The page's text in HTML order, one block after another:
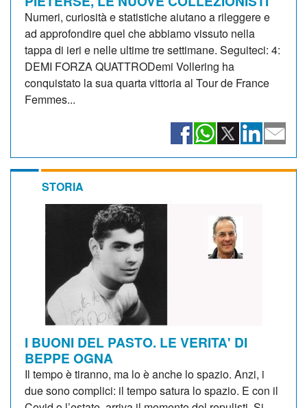
Numeri, curiosità e statistiche aiutano a rileggere e
ad approfondire quel che abbiamo vissuto nella
tappa di ieri e nelle ultime tre settimane. Seguiteci: 4:
DEMI FORZA QUATTRODemi Vollering ha
conquistato la sua quarta vittoria al Tour de France
Femmes...
STORIA
I BUONI DEL PASTO. LE VERITA' DI
BEPPE OGNA
Il tempo è tiranno, ma lo è anche lo spazio. Anzi, i
due sono complici: il tempo satura lo spazio. E con il